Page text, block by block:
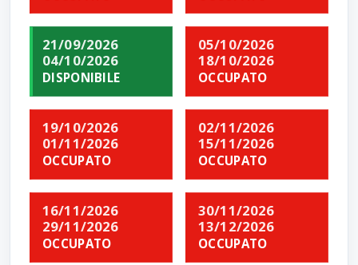
21/09/2026
04/10/2026
DISPONIBILE
05/10/2026
18/10/2026
OCCUPATO
19/10/2026
01/11/2026
OCCUPATO
02/11/2026
15/11/2026
OCCUPATO
16/11/2026
29/11/2026
OCCUPATO
30/11/2026
13/12/2026
OCCUPATO